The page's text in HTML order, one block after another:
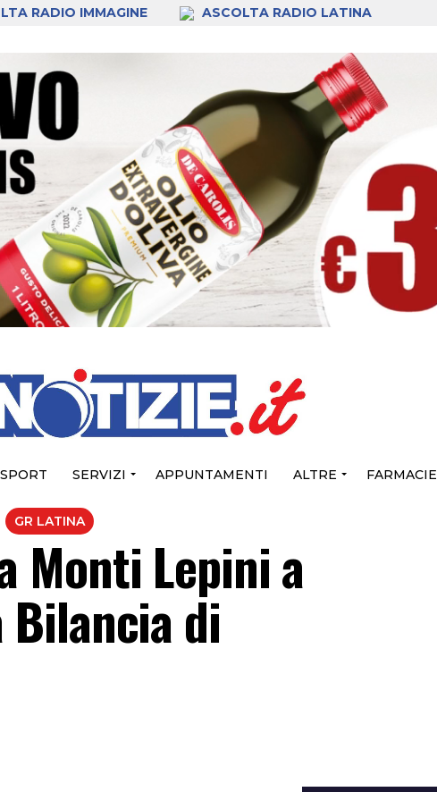
RADIO IMMAGINE ASCOLTA RADIO LATINA
SPORT SERVIZI APPUNTAMENTI ALTRE FARMACIE
GR LATINA
Monti Lepini a
Bilancia di